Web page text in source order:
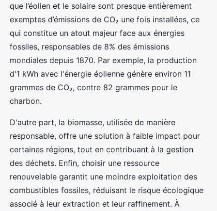
que l’éolien et le solaire sont presque entièrement
exemptes d’émissions de CO₂ une fois installées, ce
qui constitue un atout majeur face aux énergies
fossiles, responsables de 8% des émissions
mondiales depuis 1870. Par exemple, la production
d'1 kWh avec l'énergie éolienne génère environ 11
grammes de CO₂, contre 82 grammes pour le
charbon.
D'autre part, la biomasse, utilisée de manière
responsable, offre une solution à faible impact pour
certaines régions, tout en contribuant à la gestion
des déchets. Enfin, choisir une ressource
renouvelable garantit une moindre exploitation des
combustibles fossiles, réduisant le risque écologique
associé à leur extraction et leur raffinement. À